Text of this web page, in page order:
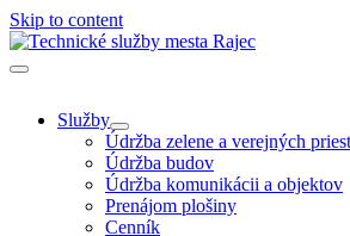
Skip to content
Služby
Údržba zelene a verejných
Údržba budov
Údržba komunikácii a objektov
Prenájom plošiny
Cenník